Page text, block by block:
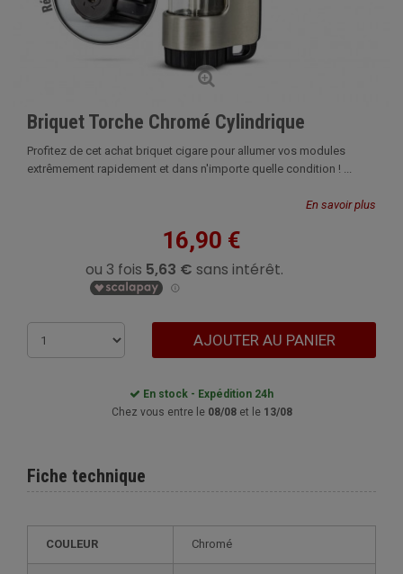
Briquet Torche Chromé Cylindrique
Profitez de cet achat briquet cigare pour allumer vos modules
extrêmement rapidement et dans n'importe quelle condition ! ...
En savoir plus
16,90 €
AJOUTER AU PANIER
En stock - Expédition 24h
Chez vous entre le 08/08et le 13/08
Fiche technique
COULEUR Chromé